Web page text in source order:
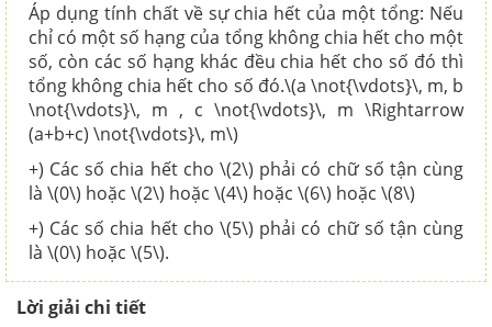
Áp dụng tính chất về sự chia hết của một tổng: Nếu
chỉ có một số hạng của tổng không chia hết cho một
số, còn các số hạng khác đều chia hết cho số đó thì
tổng không chia hết cho số đó.\(a \not{\vdots}\, m, b
\not{\vdots}\, m , c \not{\vdots}\, m \Rightarrow
(a+b+c) \not{\vdots}\, m\)
+) Các số chia hết cho \(2\) phải có chữ số tận cùng
là \(0\) hoặc \(2\) hoặc \(4\) hoặc \(6\) hoặc \(8\)
+) Các số chia hết cho \(5\) phải có chữ số tận cùng
là \(0\) hoặc \(5\).
Lời giải chi tiết